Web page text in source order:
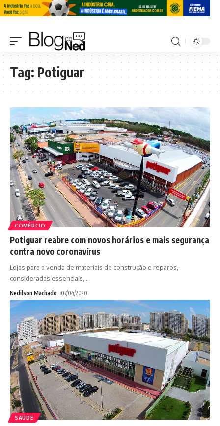
Tag: Potiguar
COMÉRCIO
Potiguar reabre com novos horários e mais segurança
contra novo coronavírus
Lojas para a venda de materiais de construção e reparos,
consideradas essenciais, …
Nedilson Machado 07/04/2020
SAÚDE